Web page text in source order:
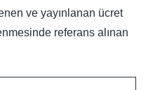
ve yayınlanan ücret
referans alınan